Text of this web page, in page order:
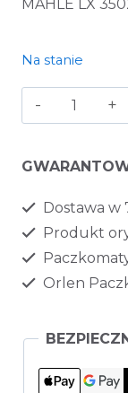
MAHLE LX
Na stanie
Dostawa w
Produkt
Orlen